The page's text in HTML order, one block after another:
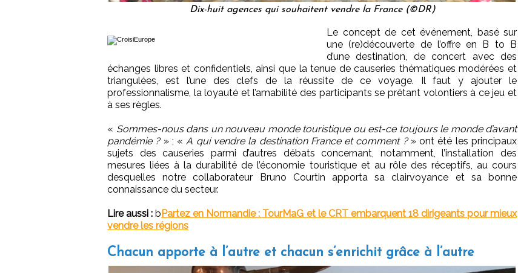
Dix-huit agences qui souhaitent vendre la France (©DR)
Le concept de cet événement, basé sur
une (re)découverte de l’offre en B to B
d’une destination, de concert avec des
échanges libres et confidentiels, ainsi que la tenue de causeries thématiques modérées et
triangulées, est l’une des clefs de la réussite de ce voyage. Il faut y ajouter le
professionnalisme, la loyauté et l’amabilité des participants se prêtant volontiers à ce jeu et
à ses règles.
« Sommes-nous dans un nouveau monde touristique ou est-ce toujours le monde d’avant
pandémie ? » ; «A qui vendre la destination France et comment ? » ont été les principaux
sujets des causeries parmi d’autres débats concernant, notamment, l’installation des
mesures liées à la durabilité de l’économie touristique et au rôle des réceptifs, au cours
desquelles notre collaborateur Bruno Courtin apporta sa clairvoyance et sa bonne
connaissance du secteur.
Lire aussi : bPartez en Normandie : TourMaG et le CRT embarquent 18 dirigeants pour mieux
vendre les régions
Chacun apporte à l’autre et chacun s’enrichit grâce à l’autre